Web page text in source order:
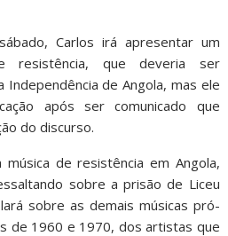
Carlos irá apresentar um
resistência, que deveria ser
de Angola, mas ele
após ser comunicado que
do discurso.
de resistência em Angola,
sobre a prisão de Liceu
sobre as demais músicas pró-
de 1960 e 1970, dos artistas que